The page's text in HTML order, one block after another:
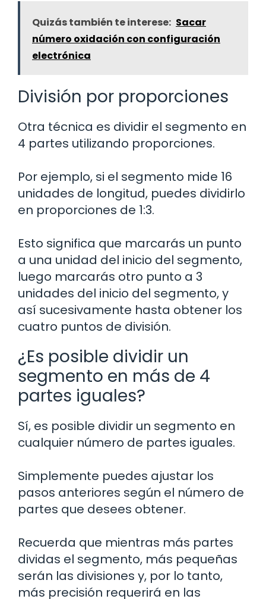
Quizás también te interese: Sacar
número oxidación con configuración
electrónica
División por proporciones
Otra técnica es dividir el segmento en
4 partes utilizando proporciones.
Por ejemplo, si el segmento mide 16
unidades de longitud, puedes dividirlo
en proporciones de 1:3.
Esto significa que marcarás un punto
a una unidad del inicio del segmento,
luego marcarás otro punto a 3
unidades del inicio del segmento, y
así sucesivamente hasta obtener los
cuatro puntos de división.
¿Es posible dividir un
segmento en más de 4
partes iguales?
Sí, es posible dividir un segmento en
cualquier número de partes iguales.
Simplemente puedes ajustar los
pasos anteriores según el número de
partes que desees obtener.
Recuerda que mientras más partes
dividas el segmento, más pequeñas
serán las divisiones y, por lo tanto,
más precisión requerirá en las